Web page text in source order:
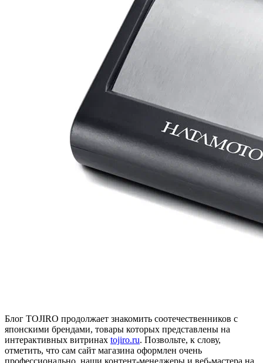
Блог TOJIRO продолжает знакомить соотечественников с
японскими брендами, товары которых представлены на
интерактивных витринах tojiro.ru. Позвольте, к слову,
отметить, что сам сайт магазина оформлен очень
профессионально, наши контент-менеджеры и веб-мастера на